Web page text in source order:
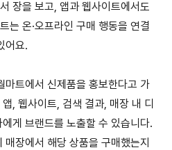
장을 보고 앱과 웹사이트에서도
는 온·오프라인 구매 행동을 연결
어요.
마트에서 신제품을 홍보한다고 가
웹사이트 검색 결과, 매장 내 디
게 브랜드를 노출할 수 있습니다.
장에서 해당 상품을 구매했는지